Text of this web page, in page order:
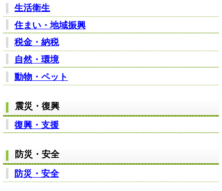
生活衛生
住まい・地域振興
税金・納税
自然・環境
動物・ペット
震災・復興
復興・支援
防災・安全
防災・安全